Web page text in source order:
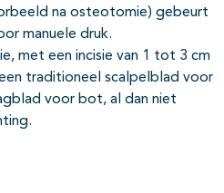
na osteotomie) gebeurt
manuele druk.
met een incisie van 1 tot 3 cm
traditioneel scalpelblad voor
voor bot, al dan niet